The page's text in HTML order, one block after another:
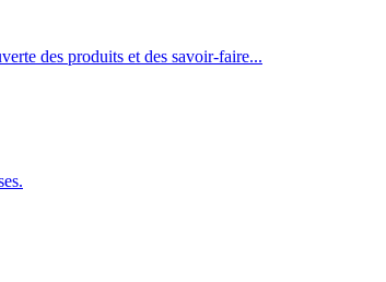
des produits et des savoir-faire...